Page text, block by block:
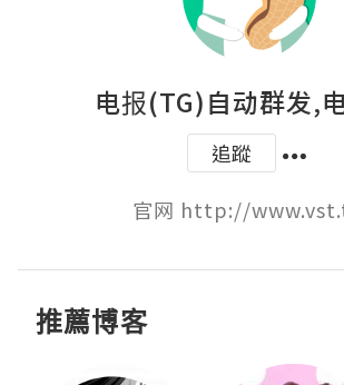
电报(TG)自动群发,
追蹤
官网 http://
推薦博客